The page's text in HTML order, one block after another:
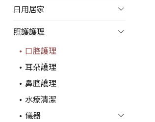
日用居家
照護護理
口腔護理
耳朵護理
鼻腔護理
水療清潔
儀器